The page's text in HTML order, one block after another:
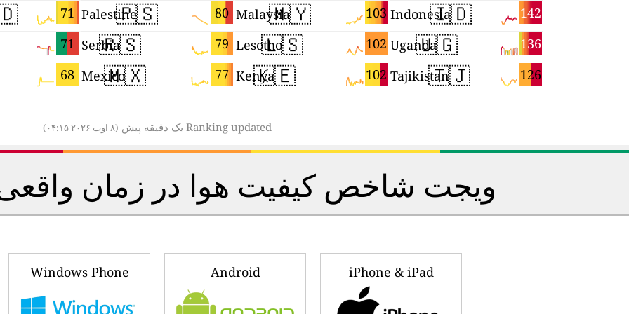
🇮🇩 142
Indonesia
🇺🇬 136
Uganda
🇹🇯 126
Tajikistan
🇲🇾 103
Malaysia
🇱🇸 102
Lesotho
🇰🇪 102
Kenya
🇵🇸 80
Palestine
🇷🇸 79
Serbia
🇲🇽 77
Mexico
71
71
68
Ranking updated یک دقیقه پیش (۸ اوت ۲۰۲۶ ۰۴:۱۵)
ویجت شاخص کیفیت هوا در زمان واقعی
iPhone & iPad
Android
Windows Phone